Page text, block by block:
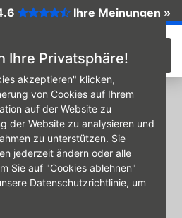
Ihre Privatsphäre!
akzeptieren" klicken,
von Cookies auf Ihrem
auf der Website zu
der Website zu analysieren und
zu unterstützen. Sie
jederzeit ändern oder alle
Sie auf "Cookies ablehnen"
Datenschutzrichtlinie, um
Ihre Meinungen »
Barrierefreiheit
zur